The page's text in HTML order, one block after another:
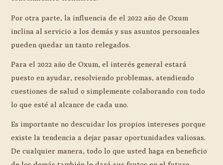
Por otra parte, la influencia de el 2022 año de Oxum
inclina al servicio a los demás y sus asuntos personales
pueden quedar un tanto relegados.
Para el 2022 año de Oxum, el interés general estará
puesto en ayudar, resolviendo problemas, atendiendo
cuestiones de salud o simplemente colaborando con todo
lo que esté al alcance de cada uno.
Es importante no descuidar los propios intereses porque
existe la tendencia a dejar pasar oportunidades valiosas.
De cualquier manera, todo lo que usted haga en beneficio